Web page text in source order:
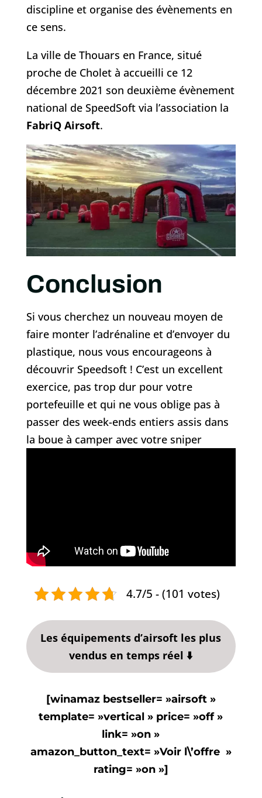
discipline et organise des évènements en
ce sens.
La ville de Thouars en France, situé
proche de Cholet à accueilli ce 12
décembre 2021 son deuxième évènement
national de SpeedSoft via l’association la
FabriQ Airsoft.
Conclusion
Si vous cherchez un nouveau moyen de
faire monter l’adrénaline et d’envoyer du
plastique, nous vous encourageons à
découvrir Speedsoft ! C’est un excellent
exercice, pas trop dur pour votre
portefeuille et qui ne vous oblige pas à
passer des week-ends entiers assis dans
la boue à camper avec votre sniper
4.7/5 - (101 votes)
Les équipements d’airsoft les plus
vendus en temps réel ⬇️
[winamaz bestseller= »airsoft »
template= »vertical » price= »off »
link= »on »
amazon_button_text= »Voir l\’offre »
rating= »on »]